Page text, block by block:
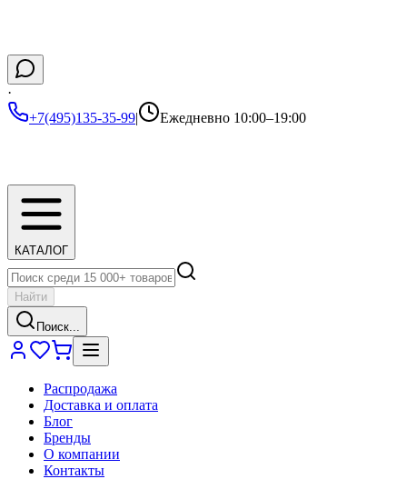
·
+7(495)135-35-99| Ежедневно 10:00–19:00
КАТАЛОГ
Найти
Поиск...
Распродажа
Доставка и оплата
Блог
Бренды
О компании
Контакты